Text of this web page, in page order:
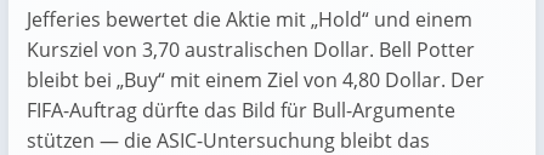
Jefferies bewertet die Aktie mit „Hold“ und einem
Kursziel von 3,70 australischen Dollar. Bell Potter
bleibt bei „Buy“ mit einem Ziel von 4,80 Dollar. Der
FIFA-Auftrag dürfte das Bild für Bull-Argumente
stützen — die ASIC-Untersuchung bleibt das